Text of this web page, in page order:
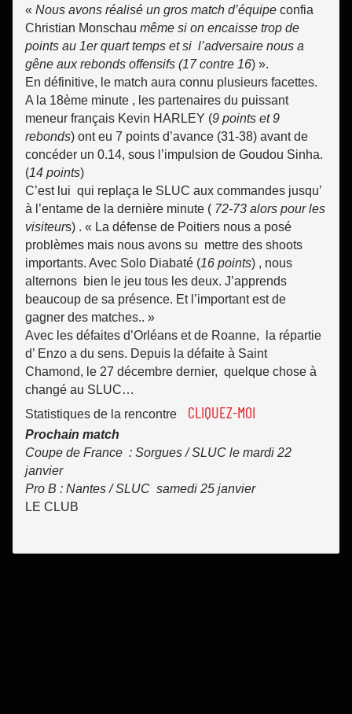
« Nous avons réalisé un gros match d’équipe confia
Christian Monschau même si on encaisse trop de
points au 1er quart temps et si l’adversaire nous a
gêne aux rebonds offensifs (17 contre 16) ».
En définitive, le match aura connu plusieurs facettes.
A la 18ème minute , les partenaires du puissant
meneur français Kevin HARLEY (9 points et 9
rebonds) ont eu 7 points d’avance (31-38) avant de
concéder un 0.14, sous l’impulsion de Goudou Sinha.
(14 points)
C’est lui qui replaça le SLUC aux commandes jusqu’
à l’entame de la dernière minute ( 72-73 alors pour les
visiteurs) . « La défense de Poitiers nous a posé
problèmes mais nous avons su mettre des shoots
importants. Avec Solo Diabaté (16 points) , nous
alternons bien le jeu tous les deux. J’apprends
beaucoup de sa présence. Et l’important est de
gagner des matches.. »
Avec les défaites d’Orléans et de Roanne, la répartie
d’ Enzo a du sens. Depuis la défaite à Saint
Chamond, le 27 décembre dernier, quelque chose à
changé au SLUC…
Statistiques de la rencontre
CLIQUEZ-MOI
Prochain match
Coupe de France : Sorgues / SLUC le mardi 22
janvier
Pro B : Nantes / SLUC samedi 25 janvier
LE CLUB